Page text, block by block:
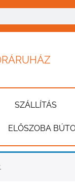
SZÁLLÍTÁS
ELŐSZOBA